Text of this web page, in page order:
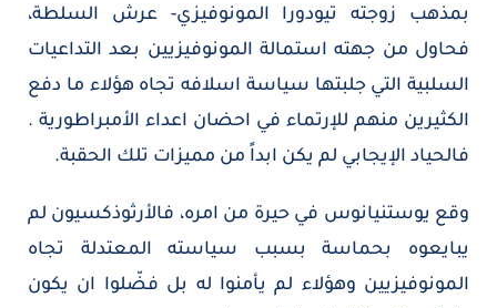
بمذهب زوجته تيودورا المونوفيزي- عرش السلطة،
فحاول من جهته استمالة المونوفيزيين بعد التداعيات
السلبية التي جلبتها سياسة اسلافه تجاه هؤلاء ما دفع
الكثيرين منهم للإرتماء في احضان اعداء الأمبراطورية .
فالحياد الإيجابي لم يكن ابداً من مميزات تلك الحقبة.
وقع يوستنيانوس في حيرة من امره، فالأرثوذكسيون لم
يبايعوه بحماسة بسبب سياسته المعتدلة تجاه
المونوفيزيين وهؤلاء لم يأمنوا له بل فضّلوا ان يكون